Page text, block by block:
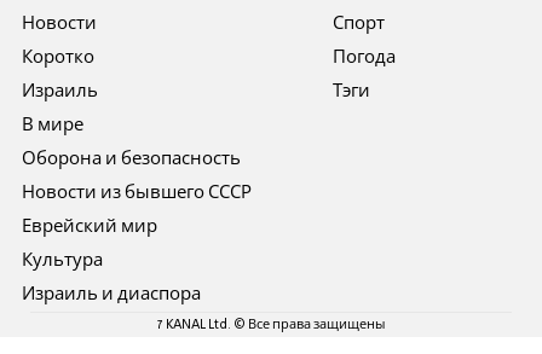
Новости
Коротко
Израиль
В мире
Оборона и безопасность
Новости из бывшего СССР
Еврейский мир
Культура
Израиль и диаспора
Спорт
Погода
Тэги
7 KANAL Ltd. © Все права защищены